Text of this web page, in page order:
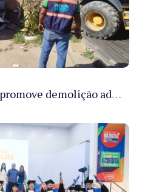
Prefeitura de Manaus promove demolição administrativa de cinco estruturas que ocupavam calçada pública